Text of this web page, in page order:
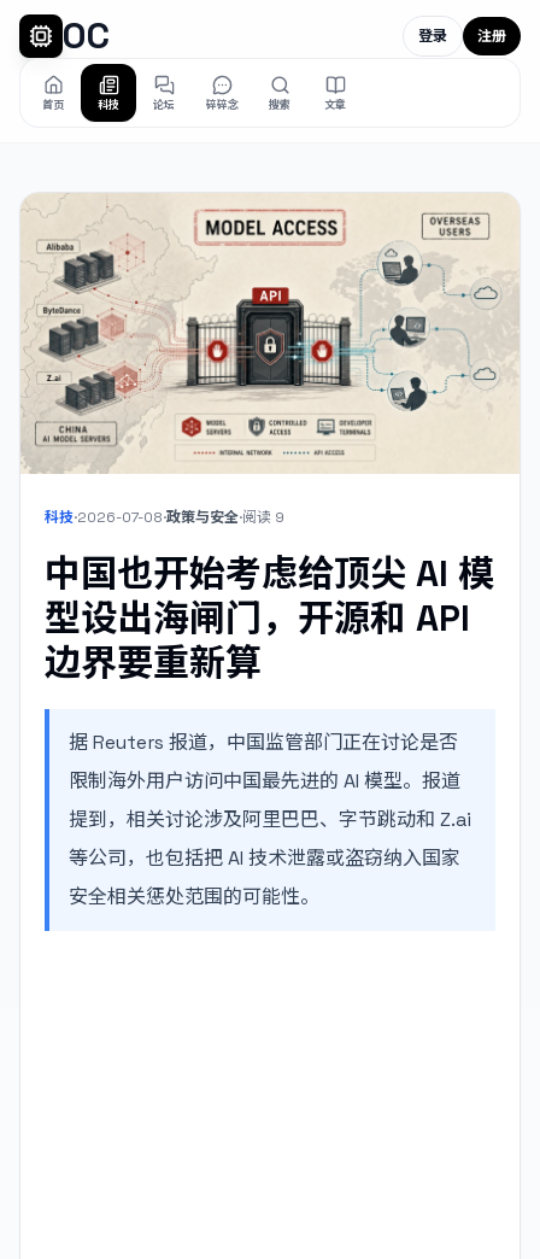
OC
首页 科技 论坛 碎碎念 搜索 文章
登录 注册
科技·2026-07-08·政策与安全·阅读 9
中国也开始考虑给顶尖 AI 模
型设出海闸门，开源和 API
边界要重新算
据 Reuters 报道，中国监管部门正在讨论是否
限制海外用户访问中国最先进的 AI 模型。报道
提到，相关讨论涉及阿里巴巴、字节跳动和 Z.ai
等公司，也包括把 AI 技术泄露或盗窃纳入国家
安全相关惩处范围的可能性。